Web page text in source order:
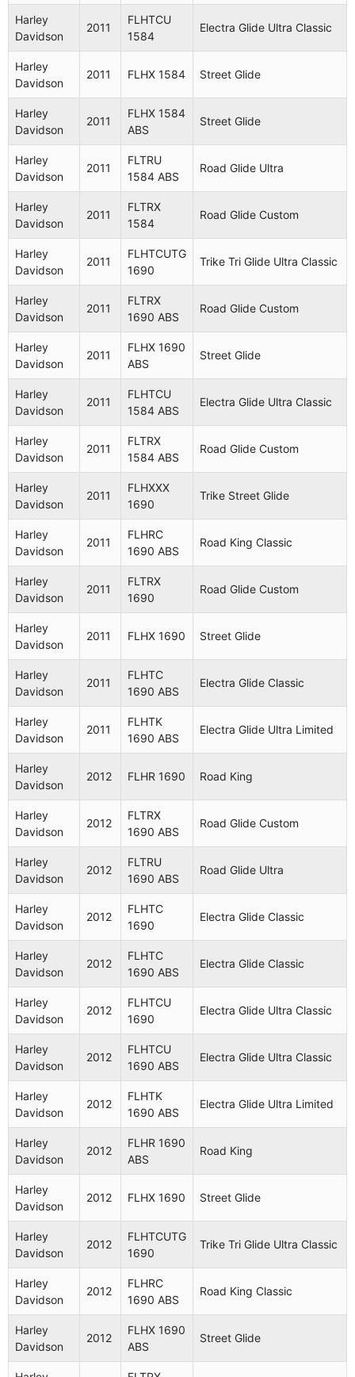
Davidson
ABS
Glide
Harley
Davidson
ABS
Harley
Davidson
Harley
Davidson
2009
Glide
Classic
Harley
Davidson
2009
FLHRC
1584
Road King
Classic
Harley
Davidson
2009
FLHT 1584
Electra
Glide
Davidson
2009
FLHTCU
1584 ABS
Electra
Glide Ultra
Harley
Davidson
2009
FLTR 1584
ABS
Road Glide
Harley
Davidson
2009
FLHTCUTG
1690
Trike Tri
Harley
FLHTC
Classic
Davidson
2009
1584 ABS
Classic
Davidson
Glide
Davidson
2009
1584
Glide Ultra
Harley
Davidson
2009 FLHX 1584 Street Glide
Harley
Davidson
2009
FLHX 1584
Street Glide
Harley
Davidson
2010
FLHTC
1584 ABS
Electra
Harley
Davidson
2010
FLHTCU
Classic
Davidson
2010 FLHR 1584 Road King
Davidson
2010
FLHRC
Classic
Harley
Davidson
2010
FLHTCU
1584 ABS
Glide Ultra
Harley
Davidson
2010 FLHX 1584
Harley
2010
Harley
Davidson
FLHXXX
1690
Trike Street
Glide
Harley
2010
FLTRX
Road Glide
Harley
Davidson
2010
FLTRX
1584 ABS
Road Glide
Custom
Harley
2010
Electra
Harley
Davidson
2011
FLHTCU
1584
Electra Glide Ultra Classic
Harley
Davidson
2011 FLHX 1584 Street Glide
Harley
Davidson
2011
FLHX 1584
ABS
Street Glide
Harley
Davidson
2011
FLTRU
1584 ABS
Road Glide Ultra
Harley
Davidson
2011
FLTRX
1584
Road Glide Custom
Harley
Davidson
2011
FLHTCUTG
1690
Trike Tri Glide Ultra Classic
Harley
Davidson
2011
FLTRX
1690 ABS
Road Glide Custom
Harley
Davidson
2011
FLHX 1690
ABS
Street Glide
Harley
Davidson
2011
FLHTCU
1584 ABS
Electra Glide Ultra Classic
Harley
Davidson
2011
FLTRX
1584 ABS
Road Glide Custom
Harley
Davidson
2011
FLHXXX
1690
Trike Street Glide
Harley
Davidson
2011
FLHRC
1690 ABS
Road King Classic
Harley
Davidson
2011
FLTRX
1690
Road Glide Custom
Harley
Davidson
2011 FLHX 1690 Street Glide
Harley
Davidson
2011
FLHTC
1690 ABS
Electra Glide Classic
Harley
Davidson
2011
FLHTK
1690 ABS
Electra Glide Ultra Limited
Harley
Davidson
2012 FLHR 1690 Road King
Harley
Davidson
2012
FLTRX
1690 ABS
Road Glide Custom
Harley
Davidson
2012
FLTRU
1690 ABS
Road Glide Ultra
Harley
Davidson
2012
FLHTC
1690
Electra Glide Classic
Harley
Davidson
2012
FLHTC
1690 ABS
Electra Glide Classic
Harley
Davidson
2012
FLHTCU
1690
Electra Glide Ultra Classic
Harley
Davidson
2012
FLHTCU
1690 ABS
Electra Glide Ultra Classic
Harley
Davidson
2012
FLHTK
1690 ABS
Electra Glide Ultra Limited
Harley
Davidson
2012
FLHR 1690
ABS
Road King
Harley
Davidson
2012 FLHX 1690 Street Glide
Harley
Davidson
2012
FLHTCUTG
1690
Trike Tri Glide Ultra Classic
Harley
Davidson
2012
FLHRC
1690 ABS
Road King Classic
Harley
Davidson
2012
FLHX 1690
ABS
Street Glide